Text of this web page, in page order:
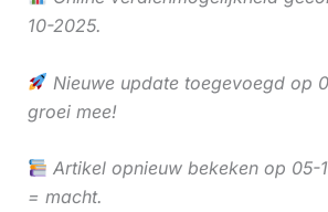
10-2025.
Nieuwe update toegevoegd op
groei mee!
Artikel opnieuw bekeken op 05-
= macht.